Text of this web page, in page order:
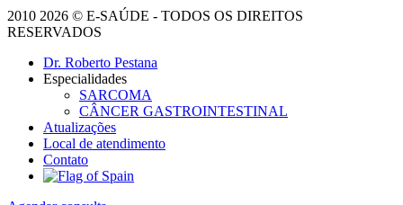
2010 2026 © E-SAÚDE - TODOS OS DIREITOS
RESERVADOS
Dr. Roberto Pestana
Especialidades
SARCOMA
CÂNCER GASTROINTESTINAL
Atualizações
Local de atendimento
Contato